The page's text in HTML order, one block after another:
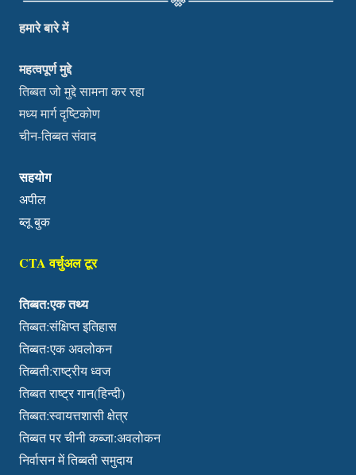
हमारे बारे में
महत्वपूर्ण मुद्दे
तिब्बत जो मुद्दे सामना कर रहा
मध्य मार्ग दृष्टिकोण
चीन-तिब्बत संवाद
सहयोग
अपील
ब्लू बुक
CTA वर्चुअल टूर
तिब्बत:एक तथ्य
तिब्बत:संक्षिप्त इतिहास
तिब्बतःएक अवलोकन
तिब्बती:राष्ट्रीय ध्वज
तिब्बत राष्ट्र गान(हिन्दी)
तिब्बत:स्वायत्तशासी क्षेत्र
तिब्बत पर चीनी कब्जा:अवलोकन
निर्वासन में तिब्बती समुदाय